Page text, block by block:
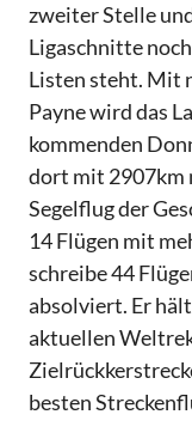
zweiter Stelle
Ligaschnitte
Listen steht. Mit
Payne wird das
kommenden
dort mit 2907km
Segelflug der
14 Flügen mit
schreibe 44
absolviert. Er
aktuellen
besten